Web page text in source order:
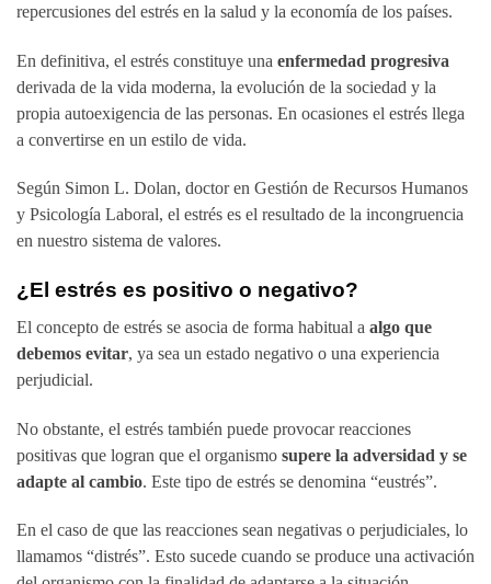
repercusiones del estrés en la salud y la economía de los países.
En definitiva, el estrés constituye una enfermedad progresiva
derivada de la vida moderna, la evolución de la sociedad y la
propia autoexigencia de las personas. En ocasiones el estrés llega
a convertirse en un estilo de vida.
Según Simon L. Dolan, doctor en Gestión de Recursos Humanos
y Psicología Laboral, el estrés es el resultado de la incongruencia
en nuestro sistema de valores.
¿El estrés es positivo o negativo?
El concepto de estrés se asocia de forma habitual a algo que
debemos evitar, ya sea un estado negativo o una experiencia
perjudicial.
No obstante, el estrés también puede provocar reacciones
positivas que logran que el organismo supere la adversidad y se
adapte al cambio. Este tipo de estrés se denomina “eustrés”.
En el caso de que las reacciones sean negativas o perjudiciales, lo
llamamos “distrés”. Esto sucede cuando se produce una activación